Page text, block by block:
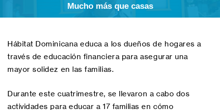
Mucho más que casas
Hábitat Dominicana educa a los dueños de hogares a
través de educación financiera para asegurar una
mayor solidez en las familias.
Durante este cuatrimestre, se llevaron a cabo dos
actividades para educar a 17 familias en cómo